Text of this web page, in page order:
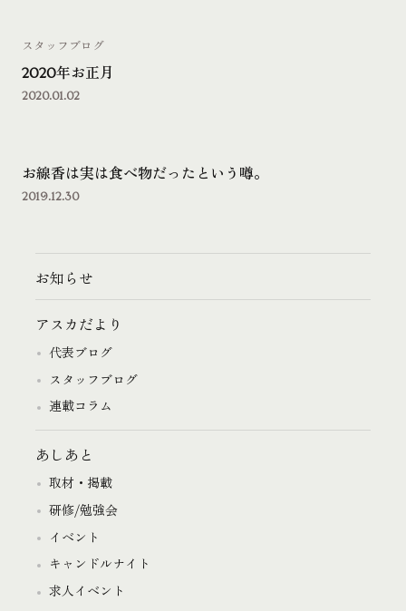
2020年お正月
スタッフブログ
2020.01.02
お線香は実は食べ物だったという噂。
2019.12.30
お知らせ
アスカだより
代表ブログ
スタッフブログ
連載コラム
あしあと
取材・掲載
研修/勉強会
イベント
キャンドルナイト
求人イベント